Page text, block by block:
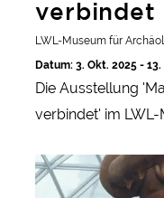
verbindet
LWL-Museum für
Datum: 3. Okt. 2025 -
Die Ausstellung
verbindet' im
des Essens und
Thomas Schütte